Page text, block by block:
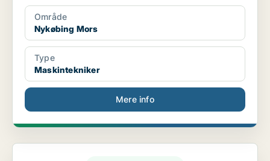
Område
Nykøbing Mors
Type
Maskintekniker
Mere info